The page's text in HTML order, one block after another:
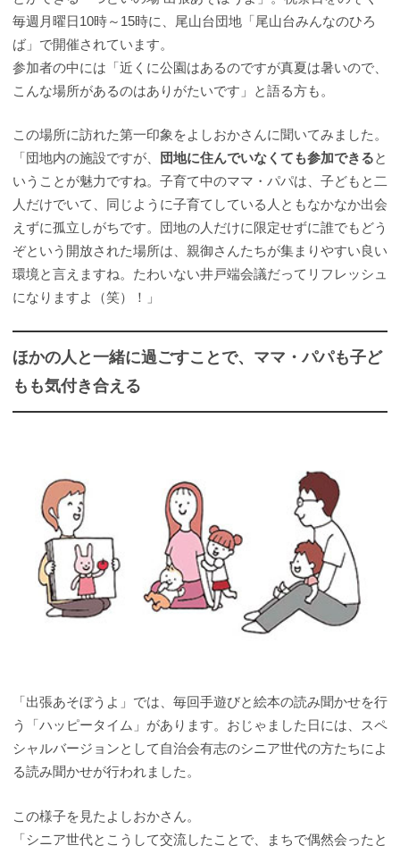
毎週月曜日10時～15時に、尾山台団地「尾山台みんなのひろ
ば」で開催されています。
参加者の中には「近くに公園はあるのですが真夏は暑いので、
こんな場所があるのはありがたいです」と語る方も。
この場所に訪れた第一印象をよしおかさんに聞いてみました。
「団地内の施設ですが、
団地に住んでいなくても参加できると
いうことが魅力ですね。子育て中のママ・パパは、子どもと二
人だけでいて、同じように子育てしている人ともなかなか出会
えずに孤立しがちです。団地の人だけに限定せずに誰でもどう
ぞという開放された場所は、親御さんたちが集まりやすい良い
環境と言えますね。たわいない井戸端会議だってリフレッシュ
になりますよ（笑）！」
ほかの人と一緒に過ごすことで、ママ・パパも子ど
もも気付き合える
「出張あそぼうよ」では、毎回手遊びと絵本の読み聞かせを行
う「ハッピータイム」があります。おじゃました日には、スペ
シャルバージョンとして自治会有志のシニア世代の方たちによ
る読み聞かせが行われました。
この様子を見たよしおかさん。
「シニア世代とこうして交流したことで、まちで偶然会ったと